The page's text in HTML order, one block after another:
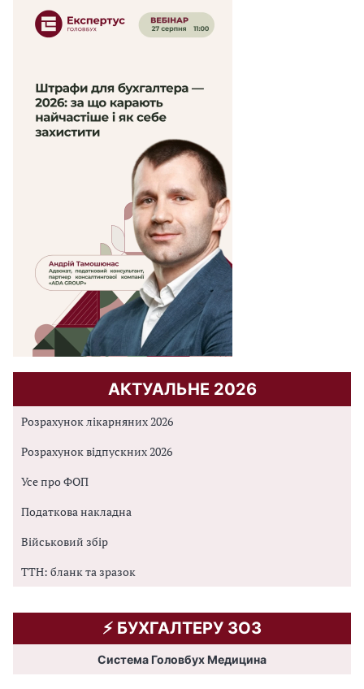
АКТУАЛЬНЕ 2026
Розрахунок лікарняних 2026
Розрахунок відпускних 2026
Усе про ФОП
Податкова накладна
Військовий збір
ТТН: бланк та зразок
⚡️ БУХГАЛТЕРУ ЗОЗ
Система Головбух Медицина